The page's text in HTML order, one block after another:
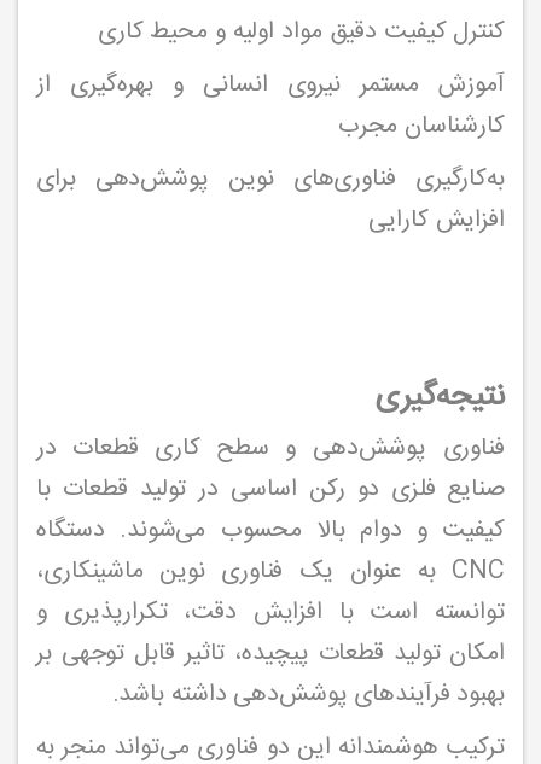
کنترل کیفیت دقیق مواد اولیه و محیط کاری
آموزش مستمر نیروی انسانی و بهره‌گیری از
کارشناسان مجرب
به‌کارگیری فناوری‌های نوین پوشش‌دهی برای
افزایش کارایی
نتیجه‌گیری
فناوری پوشش‌دهی و سطح کاری قطعات در
صنایع فلزی دو رکن اساسی در تولید قطعات با
کیفیت و دوام بالا محسوب می‌شوند. دستگاه
CNC به عنوان یک فناوری نوین ماشینکاری،
توانسته است با افزایش دقت، تکرارپذیری و
امکان تولید قطعات پیچیده، تاثیر قابل توجهی بر
بهبود فرآیندهای پوشش‌دهی داشته باشد.
ترکیب هوشمندانه این دو فناوری می‌تواند منجر به